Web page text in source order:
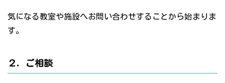
気になる教室や施設へお問い合わせすることから始まりま
す。
２．ご相談